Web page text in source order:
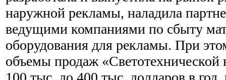
наружной рекламы, наладила
ведущими компаниями по сбыту
оборудования для рекламы. При
объемы продаж